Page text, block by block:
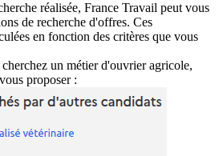
réalisée, France Travail peut vous
de recherche d'offres. Ces
en fonction des critères que vous
un métier d'ouvrier agricole,
proposer :